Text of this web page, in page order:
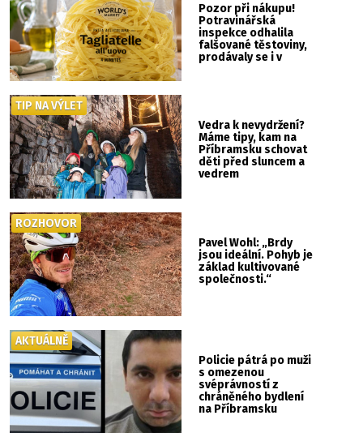
Pozor při nákupu!
Potravinářská
inspekce odhalila
falšované těstoviny,
prodávaly se i v
Vedra k nevydržení?
Máme tipy, kam na
Příbramsku schovat
děti před sluncem a
vedrem
TIP NA VÝLET
Pavel Wohl: „Brdy
jsou ideální. Pohyb je
základ kultivované
společnosti.“
ROZHOVOR
Policie pátrá po muži
s omezenou
svéprávností z
chráněného bydlení
na Příbramsku
AKTUÁLNĚ